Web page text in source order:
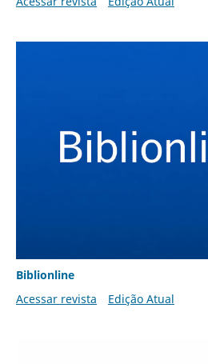
Biblionline
Acessar revista
Edição Atual